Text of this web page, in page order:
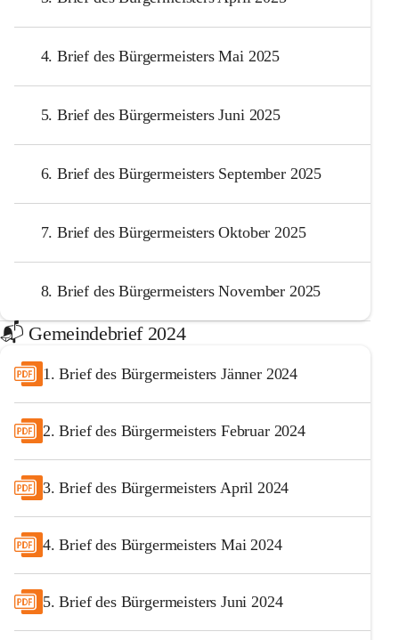
4. Brief des Bürgermeisters Mai 2025
5. Brief des Bürgermeisters Juni 2025
6. Brief des Bürgermeisters September 2025
7. Brief des Bürgermeisters Oktober 2025
8. Brief des Bürgermeisters November 2025
📬️ Gemeindebrief 2024
1. Brief des Bürgermeisters Jänner 2024
2. Brief des Bürgermeisters Februar 2024
3. Brief des Bürgermeisters April 2024
4. Brief des Bürgermeisters Mai 2024
5. Brief des Bürgermeisters Juni 2024